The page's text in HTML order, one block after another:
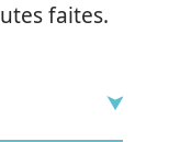
faites.